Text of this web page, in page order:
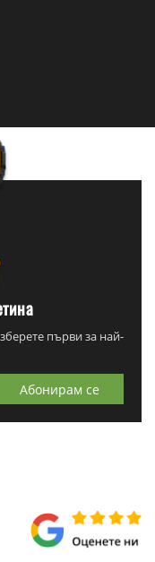
първи за най-
Абонирам се